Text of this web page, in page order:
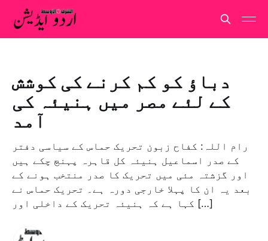
دباؤ کو کم کرنے کی کوشش
کے لئے مصر میں ہنیئہ کی
آمد
رام اللہ: کفاح زبون تحریک حماس کے سیاسی دفتر
کے صدر اسماعیل ہنیئہ کل قاہرہ پہنچ چکے ہیں
اور گزشتہ مئی میں تحریک کا صدر منتخب ہونے کے
بعد یہ ان کا پہلا خارجی دورہ ہے۔ تحریک حماس نے
کہا ہے کہ ہنیئہ تحریک کے داخلی اور […]